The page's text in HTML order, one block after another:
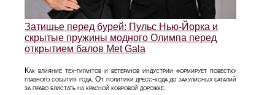
Затишье перед бурей: Пульс Нью-Йорка и
скрытые пружины модного Олимпа перед
открытием балов Met Gala
Как влияние тех-гигантов и ветеранов индустрии формирует повестку
главного события года. От политики дресс-кода до закулисных баталий
за право блистать на красной ковровой дорожке.